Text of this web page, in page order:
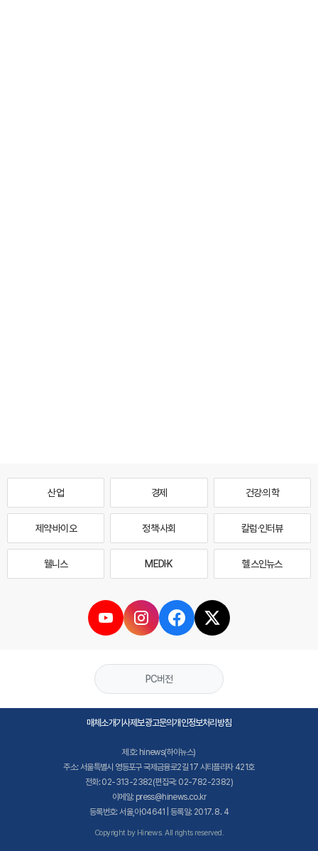
산업 경제 건강·의학
제약·바이오 정책·사회 칼럼·인터뷰
웰니스 MEDI·K 헬스인뉴스
PC버전
매체소개기사제보광고문의개인정보처리방침
제호: hinews(하이뉴스)
주소: 서울특별시 영등포구 국제금융로2길 17 시티플라자 421호
전화: 02-313-2382(편집국: 02-782-2382)
이메일: press@hinews.co.kr
등록번호: 서울,아04641 | 등록일: 2017. 8. 4
Copyright by Hinews. All rights reserved.